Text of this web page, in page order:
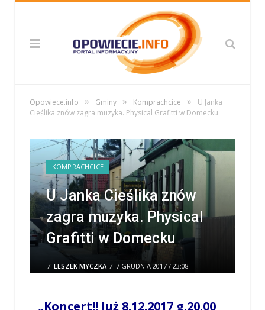
Opowiece.info » Gminy » Komprachcice »
U Janka
Cieślika znów zagra muzyka. Physical Grafitti w Domecku
KOMPRACHCICE
U Janka Cieślika znów
zagra muzyka. Physical
Grafitti w Domecku
/ LESZEK MYCZKA / 7 GRUDNIA 2017 / 23:08
0 COMMENTS
„Koncert!! Już 8.12.2017 g.20.00